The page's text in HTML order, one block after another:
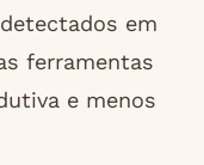
em
ferramentas
e menos